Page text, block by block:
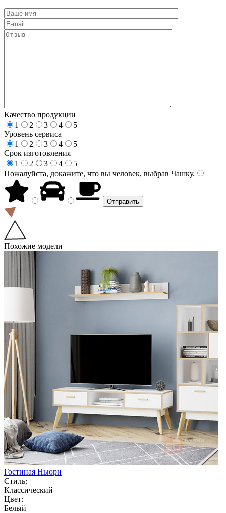
Качество продукции
1
2 3 4
5
Уровень сервиса
1
2 3 4
5
Срок изготовления
1
2 3 4
5
Пожалуйста, докажите, что вы человек, выбрав Чашку.
Похожие модели
Гостиная Ньюри
Стиль:
Классический
Цвет:
Белый